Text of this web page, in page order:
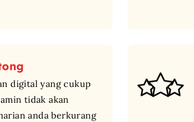
digital yang cukup
tidak akan
anda berkurang